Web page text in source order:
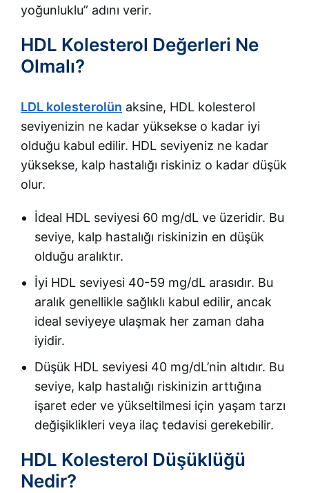
yoğunluklu” adını verir.
HDL Kolesterol Değerleri Ne
Olmalı?
LDL kolesterolün aksine, HDL kolesterol
seviyenizin ne kadar yüksekse o kadar iyi
olduğu kabul edilir. HDL seviyeniz ne kadar
yüksekse, kalp hastalığı riskiniz o kadar düşük
olur.
İdeal HDL seviyesi 60 mg/dL ve üzeridir. Bu
seviye, kalp hastalığı riskinizin en düşük
olduğu aralıktır.
İyi HDL seviyesi 40-59 mg/dL arasıdır. Bu
aralık genellikle sağlıklı kabul edilir, ancak
ideal seviyeye ulaşmak her zaman daha
iyidir.
Düşük HDL seviyesi 40 mg/dL’nin altıdır. Bu
seviye, kalp hastalığı riskinizin arttığına
işaret eder ve yükseltilmesi için yaşam tarzı
değişiklikleri veya ilaç tedavisi gerekebilir.
HDL Kolesterol Düşüklüğü
Nedir?